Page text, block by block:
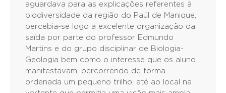
aguardava para as explicações referentes à
biodiversidade da região do Paúl de Manique,
percebia-se logo a excelente organização da
saída por parte do professor Edmundo
Martins e do grupo disciplinar de Biologia-
Geologia bem como o interesse que os aluno
manifestavam, percorrendo de forma
ordenada um pequeno trilho, até ao local na